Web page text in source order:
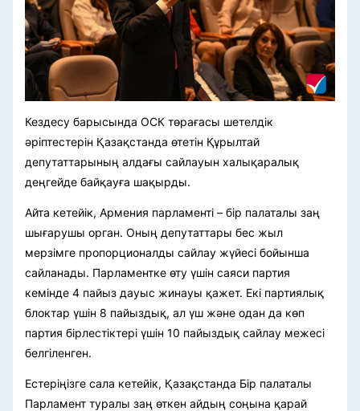
Кездесу барысында ОСК төрағасы шетелдік
әріптестерін Қазақстанда өтетін Құрылтай
депутаттарының алдағы сайлауын халықаралық
деңгейде байқауға шақырды.
Айта кетейік, Армения парламенті – бір палаталы заң
шығарушы орган. Оның депутаттары бес жыл
мерзімге пропорционалды сайлау жүйесі бойынша
сайланады. Парламентке өту үшін саяси партия
кемінде 4 пайыз дауыс жинауы қажет. Екі партиялық
блоктар үшін 8 пайыздық, ал үш және одан да көп
партия бірлестіктері үшін 10 пайыздық сайлау межесі
белгіленген.
Естеріңізге сала кетейік, Қазақстанда Бір палаталы
Парламент туралы заң өткен айдың соңына қарай